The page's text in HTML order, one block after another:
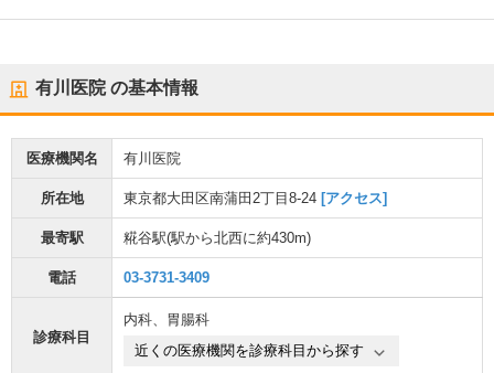
有川医院の基本情報
医療機関名 有川医院
所在地 東京都大田区南蒲田2丁目8-24 [アクセス]
最寄駅 糀谷駅(駅から北西に約430m)
電話 03-3731-3409
診療科目
内科、 胃腸科
近くの医療機関を診療科目から探す